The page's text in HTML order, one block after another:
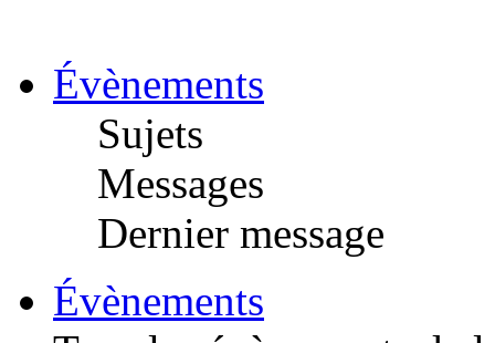
Évènements
Sujets
Messages
Dernier message
Évènements